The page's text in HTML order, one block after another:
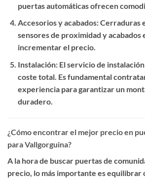
puertas automáticas ofrecen
Accesorios y acabados: Cerraduras
sensores de proximidad y acabados
incrementar el precio.
Instalación: El servicio de
coste total. Es fundamental
experiencia para garantizar un
duradero.
¿Cómo encontrar el mejor precio en
para Vallgorguina?
A la hora de buscar puertas de
precio, lo más importante es equilibrar